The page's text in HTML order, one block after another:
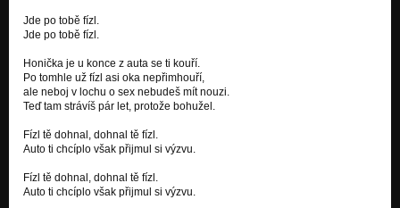
Jen jednou
PodStav
Léto
PodStav
PodStav
Nezařazeno
Jde po tobě fízl.
Jde po tobě fízl.
Honička je u konce z auta se ti kouří.
Po tomhle už fízl asi oka nepřimhouří,
ale neboj v lochu o sex nebudeš mít nouzi.
Teď tam strávíš pár let, protože bohužel.
Fízl tě dohnal, dohnal tě fízl.
Auto ti chcíplo však přijmul si výzvu.
Fízl tě dohnal, dohnal tě fízl.
Auto ti chcíplo však přijmul si výzvu.